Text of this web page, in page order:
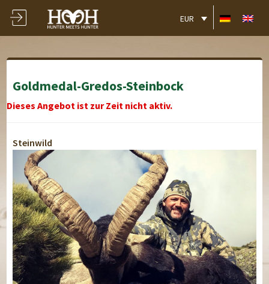
EUR
Goldmedal-Gredos-Steinbock
Dieses Angebot ist zur Zeit nicht aktiv.
Steinwild